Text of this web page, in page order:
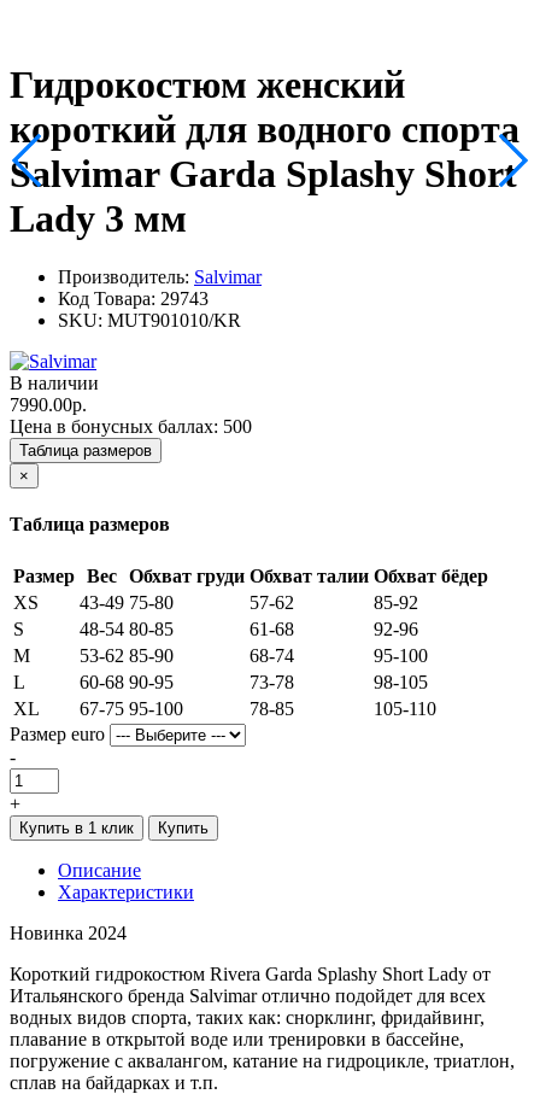
Гидрокостюм женский
короткий для водного спорта
Salvimar Garda Splashy Short
Lady 3 мм
Производитель: Salvimar
Код Товара: 29743
SKU: MUT901010/KR
В наличии
7990.00р.
Цена в бонусных баллах: 500
Таблица размеров
×
Таблица размеров
Размер Вес Обхват груди Обхват талии Обхват бёдер
XS
43-49 75-80 57-62
85-92
S
48-54 80-85 61-68
92-96
M
53-62 85-90 68-74
95-100
L
60-68 90-95 73-78
98-105
XL
67-75 95-100 78-85
105-110
Размер euro
-
+
Купить в 1 клик Купить
Описание
Характеристики
Новинка 2024
Короткий гидрокостюм Rivera Garda Splashy Short Lady от
Итальянского бренда Salvimar отлично подойдет для всех
водных видов спорта, таких как: снорклинг, фридайвинг,
плавание в открытой воде или тренировки в бассейне,
погружение с аквалангом, катание на гидроцикле, триатлон,
сплав на байдарках и т.п.